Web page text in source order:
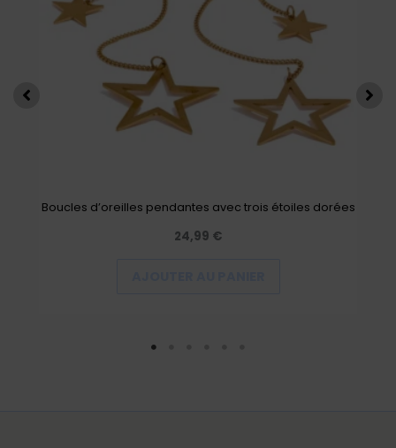
Boucles d’oreilles pendantes avec trois étoiles dorées
24,99 €